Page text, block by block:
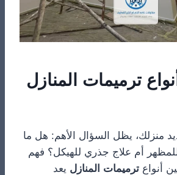
ترميمات المنازل
منزلك، يظل السؤال الأهم: هل ما
أم علاج جذري للهيكل؟ فهم
أنواع ترميمات المنازل يعد